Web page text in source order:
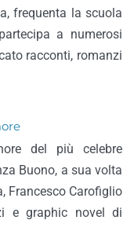
frequenta la scuola
a numerosi
racconti, romanzi
del più celebre
Buono, a sua volta
Francesco Carofiglio
e graphic novel di